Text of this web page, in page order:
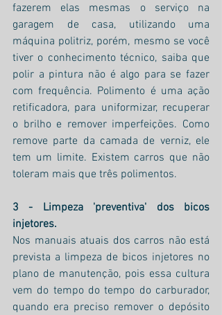
fazerem elas mesmas o serviço na
garagem de casa, utilizando uma
máquina politriz, porém, mesmo se você
tiver o conhecimento técnico, saiba que
polir a pintura não é algo para se fazer
com frequência. Polimento é uma ação
retificadora, para uniformizar, recuperar
o brilho e remover imperfeições. Como
remove parte da camada de verniz, ele
tem um limite. Existem carros que não
toleram mais que três polimentos.
3 - Limpeza 'preventiva' dos bicos
injetores.
Nos manuais atuais dos carros não está
prevista a limpeza de bicos injetores no
plano de manutenção, pois essa cultura
vem do tempo do tempo do carburador,
quando era preciso remover o depósito